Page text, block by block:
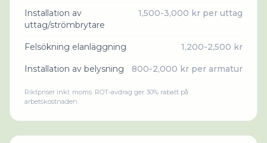
Installation av
uttag/strömbrytare
1,500-3,000 kr per uttag
Felsökning elanläggning 1,200-2,500 kr
Installation av belysning 800-2,000 kr per armatur
Riktpriser inkl. moms. ROT-avdrag ger 30% rabatt på
arbetskostnaden.